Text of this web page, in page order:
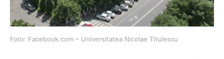
Foto: Facebook.com – Universitatea Nicolae Titulescu